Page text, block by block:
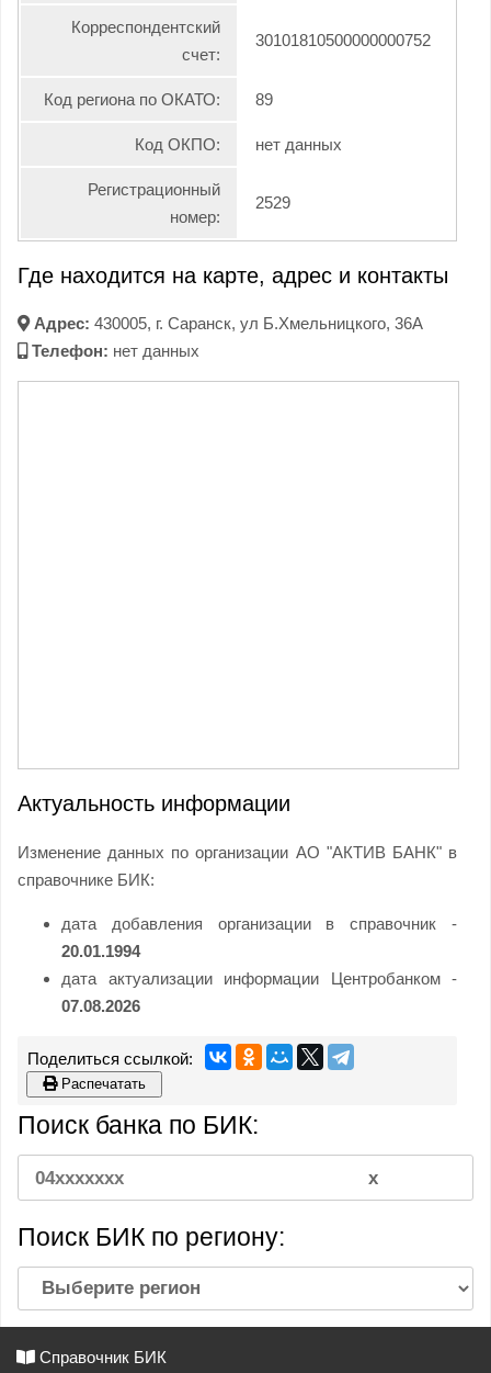
Корреспондентский
счет:
30101810500000000752
Код региона по ОКАТО: 89
Код ОКПО: нет данных
Регистрационный
номер:
2529
Где находится на карте, адрес и контакты
Адрес: 430005, г. Саранск, ул Б.Хмельницкого, 36А
Телефон: нет данных
Актуальность информации
Изменение данных по организации АО "АКТИВ БАНК" в
справочнике БИК:
дата добавления организации в справочник -
20.01.1994
дата актуализации информации Центробанком -
07.08.2026
Распечатать
Поиск банка по БИК:
Поиск БИК по региону:
Справочник БИК